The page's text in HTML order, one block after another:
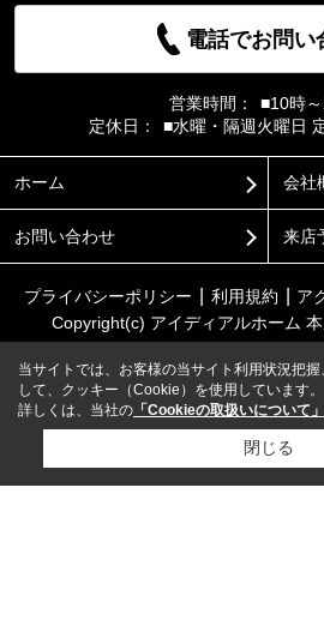
電話でお問い
営業時間：
■10時
定休日：
■水曜・隔週火曜日
ホーム 会社
お問い合わせ 来店
プライバシーポリシー 利用規約 ア
Copyright(c) アイディアルホーム
当サイトでは、お客様の当サイト利用状況把
して、クッキー（Cookie）を使用しています。
詳しくは、当社の 「Cookieの取扱いについて」
閉じる